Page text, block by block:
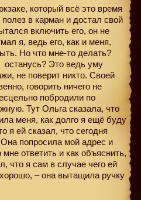
который всё это время
в карман и достал свой
включить его, он не
я, ведь его, как и меня,
Но что мне-то делать?
останусь? Это ведь уму
не поверит никто. Своей
говорить ничего не
побродили по
Тут Ольга сказала, что
меня, как долго я ещё буду
я ей сказал, что сегодня
попросила мой адрес и
ответить и как объяснить,
что я сам в случае чего ей
– она вытащила ручку